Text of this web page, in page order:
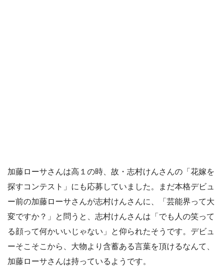
加藤ローサさんは高１の時、故・志村けんさんの「花嫁を
探すコンテスト」にも応募していました。まだ本格デビュ
ー前の加藤ローサさんが志村けんさんに、「芸能界って大
変ですか？」と問うと、志村けんさんは「でも人の笑って
る顔って何かいいじゃない」と仰られたそうです。デビュ
ーそこそこから、大物より含蓄ある言葉を頂けるなんて、
加藤ローサさんは持っているようです。